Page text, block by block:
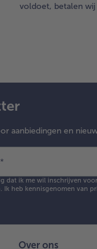
voldoet, betalen wij
aanbiedingen en
*
dat ik me wil inschrijven
Ik heb kennisgenomen van
Over ons